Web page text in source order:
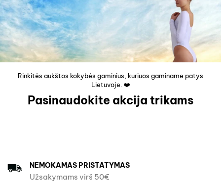
Rinkitės aukštos kokybės gaminius, kuriuos gaminame patys
Lietuvoje. ❤️
Pasinaudokite akcija trikams
NEMOKAMAS PRISTATYMAS
Užsakymams virš 50€